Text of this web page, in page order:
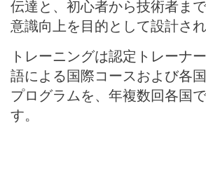
伝達と、初心者から技術者ま
意識向上を目的として設計され
トレーニングは認定トレーナ
語による国際コースおよび各
プログラムを、年複数回各国
す。